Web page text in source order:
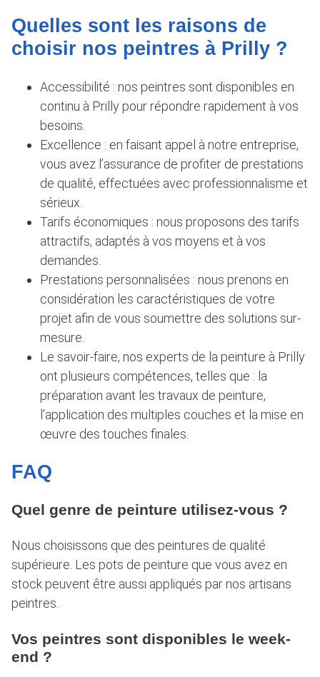
Quelles sont les raisons de
choisir nos peintres à Prilly ?
Accessibilité : nos peintres sont disponibles en
continu à Prilly pour répondre rapidement à vos
besoins.
Excellence : en faisant appel à notre entreprise,
vous avez l’assurance de profiter de prestations
de qualité, effectuées avec professionnalisme et
sérieux.
Tarifs économiques : nous proposons des tarifs
attractifs, adaptés à vos moyens et à vos
demandes.
Prestations personnalisées : nous prenons en
considération les caractéristiques de votre
projet afin de vous soumettre des solutions sur-
mesure.
Le savoir-faire, nos experts de la peinture à Prilly
ont plusieurs compétences, telles que : la
préparation avant les travaux de peinture,
l’application des multiples couches et la mise en
œuvre des touches finales.
FAQ
Quel genre de peinture utilisez-vous ?
Nous choisissons que des peintures de qualité
supérieure. Les pots de peinture que vous avez en
stock peuvent être aussi appliqués par nos artisans
peintres.
Vos peintres sont disponibles le week-
end ?